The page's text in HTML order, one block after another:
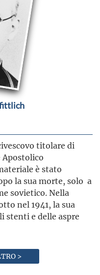
titolare di
è stato
la sua morte, solo a
sovietico. Nella
nel 1941, la sua
stenti e delle aspre
>